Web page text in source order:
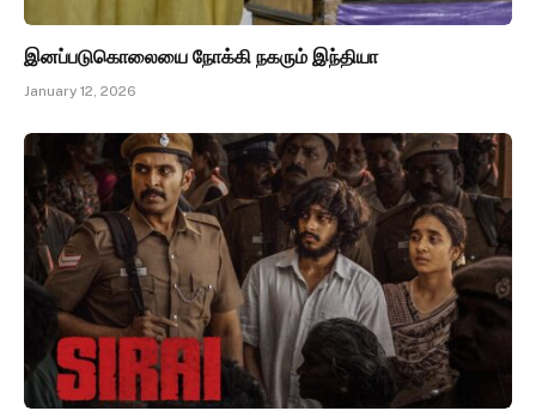
இனப்படுகொலையை நோக்கி நகரும் இந்தியா
January 12, 2026